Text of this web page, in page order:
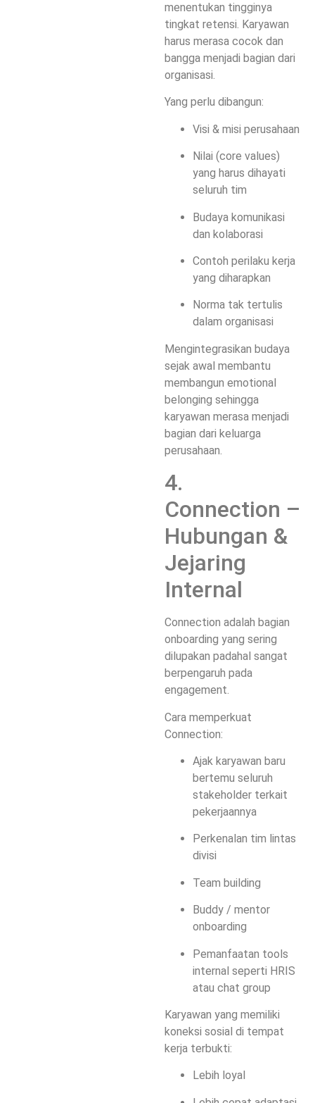
menentukan tingginya
tingkat retensi. Karyawan
harus merasa cocok dan
bangga menjadi bagian dari
organisasi.
Yang perlu dibangun:
Visi & misi perusahaan
Nilai (core values)
yang harus dihayati
seluruh tim
Budaya komunikasi
dan kolaborasi
Contoh perilaku kerja
yang diharapkan
Norma tak tertulis
dalam organisasi
Mengintegrasikan budaya
sejak awal membantu
membangun emotional
belonging sehingga
karyawan merasa menjadi
bagian dari keluarga
perusahaan.
4.
Connection –
Hubungan &
Jejaring
Internal
Connection adalah bagian
onboarding yang sering
dilupakan padahal sangat
berpengaruh pada
engagement.
Cara memperkuat
Connection:
Ajak karyawan baru
bertemu seluruh
stakeholder terkait
pekerjaannya
Perkenalan tim lintas
divisi
Team building
Buddy / mentor
onboarding
Pemanfaatan tools
internal seperti HRIS
atau chat group
Karyawan yang memiliki
koneksi sosial di tempat
kerja terbukti:
Lebih loyal